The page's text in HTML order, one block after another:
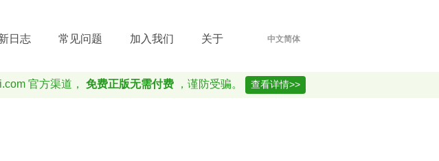
关于
加入我们
常见问题
日志 中文简体
官方渠道， 免费正版无需付费 ，谨防受骗。 查看详情>>